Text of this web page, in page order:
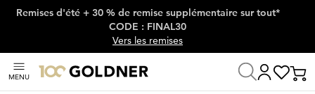
Passer la navigation, aller directement au contenu
Remises d'été + 30 % de remise supplémentaire sur tout*
CODE : FINAL30
Vers les remises
MENU